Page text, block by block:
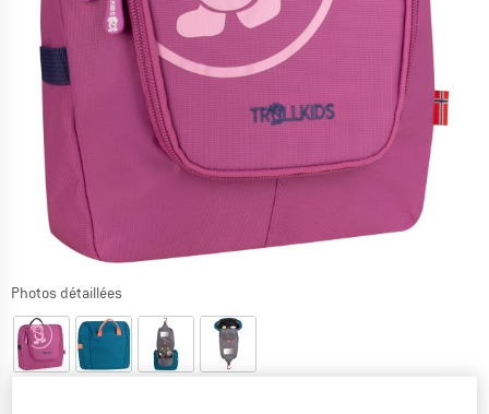
Photos détaillées